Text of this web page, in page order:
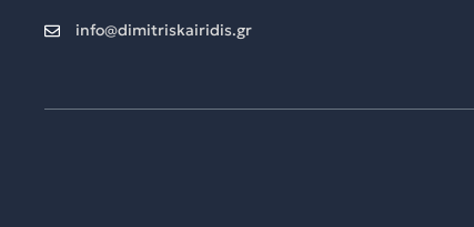
info@dimitriskairidis.gr